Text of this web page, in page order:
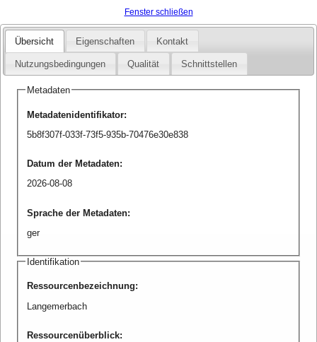
Fenster schließen
Übersicht Eigenschaften Kontakt
Nutzungsbedingungen Qualität Schnittstellen
Metadaten
Metadatenidentifikator:
5b8f307f-033f-73f5-935b-70476e30e838
Datum der Metadaten:
2026-08-08
Sprache der Metadaten:
ger
Identifikation
Ressourcenbezeichnung:
Langemerbach
Ressourcenüberblick: